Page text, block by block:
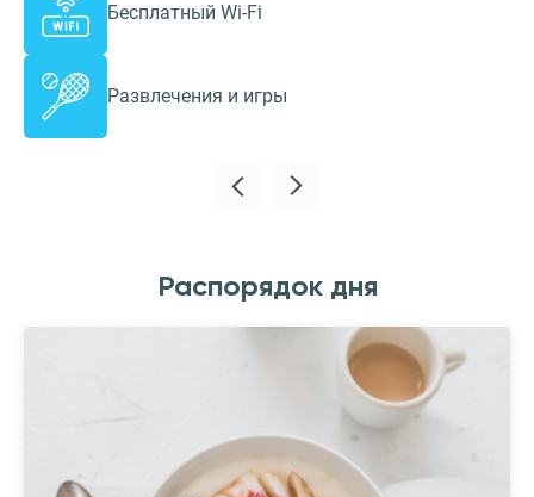
Бесплатный Wi-Fi
Развлечения и игры
Распорядок дня